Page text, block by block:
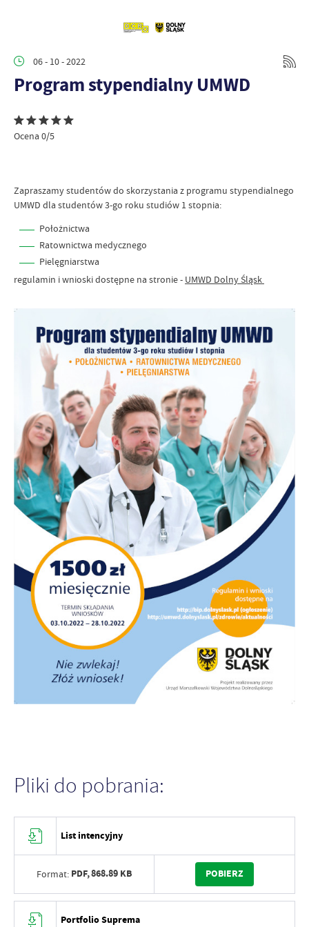
06 - 10 - 2022
Program stypendialny UMWD
Ocena 0/5
Zapraszamy studentów do skorzystania z programu stypendialnego
UMWD dla studentów 3-go roku studiów 1 stopnia:
Położnictwa
Ratownictwa medycznego
Pielęgniarstwa
regulamin i wnioski dostępne na stronie - UMWD Dolny Śląsk
Pliki do pobrania:
List intencyjny
Format: PDF,868.89 KB POBIERZ
Portfolio Suprema